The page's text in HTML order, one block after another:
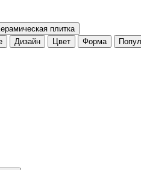
плитка
Дизайн Цвет Форма